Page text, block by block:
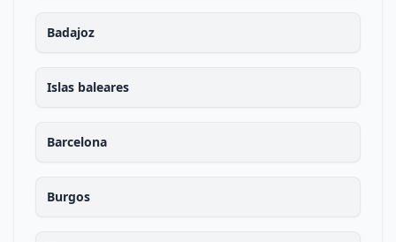
Badajoz
Islas baleares
Barcelona
Burgos